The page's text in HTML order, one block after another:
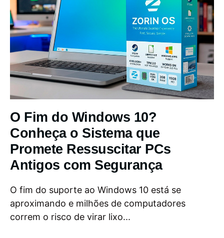
O Fim do Windows 10?
Conheça o Sistema que
Promete Ressuscitar PCs
Antigos com Segurança
O fim do suporte ao Windows 10 está se
aproximando e milhões de computadores
correm o risco de virar lixo...